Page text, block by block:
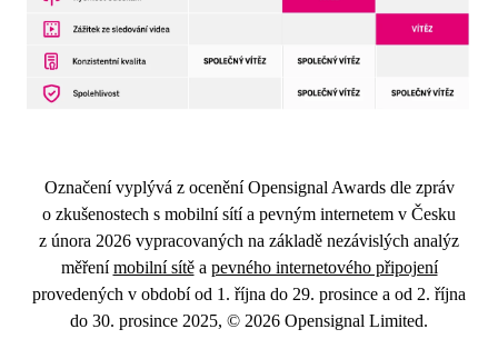
Označení vyplývá z ocenění Opensignal Awards dle zpráv
o zkušenostech s mobilní sítí a pevným internetem v Česku
z února 2026 vypracovaných na základě nezávislých analýz
měřenímobilní sítěa pevného internetového připojení
provedených v období od 1. října do 29. prosince a od 2. října
do 30. prosince 2025, © 2026 Opensignal Limited.